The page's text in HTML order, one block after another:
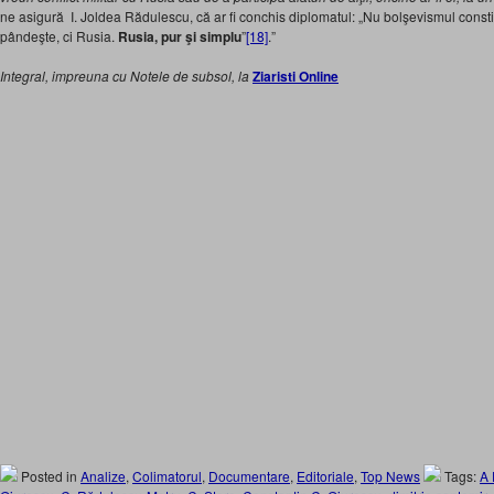
ne asigură I. Joldea Rădulescu, că ar fi conchis diplomatul: „Nu bolşevismul
pândeşte, ci Rusia. Rusia, pur şi simplu”[18].”
Integral, impreuna cu Notele de subsol, laZiaristi Online
Posted in Analize, Colimatorul, Documentare, Editoriale, Top News Tags:A